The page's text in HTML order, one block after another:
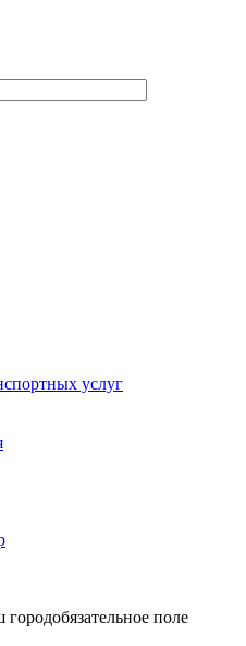
услуг
городобязательное поле